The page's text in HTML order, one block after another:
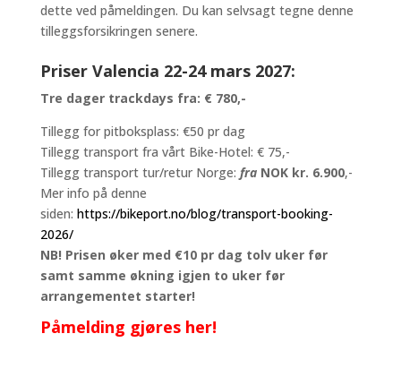
dette ved påmeldingen. Du kan selvsagt tegne denne
tilleggsforsikringen senere.
Priser Valencia 22-24 mars 2027:
Tre dager trackdays fra: € 780,-
Tillegg for pitboksplass: €50 pr dag
Tillegg transport fra vårt Bike-Hotel: € 75,-
Tillegg transport tur/retur Norge: fra NOK kr. 6.900,-
Mer info på denne
siden: https://bikeport.no/blog/transport-booking-
2026/
NB! Prisen øker med €10 pr dag tolv uker før
samt samme økning igjen to uker før
arrangementet starter!
Påmelding gjøres her!